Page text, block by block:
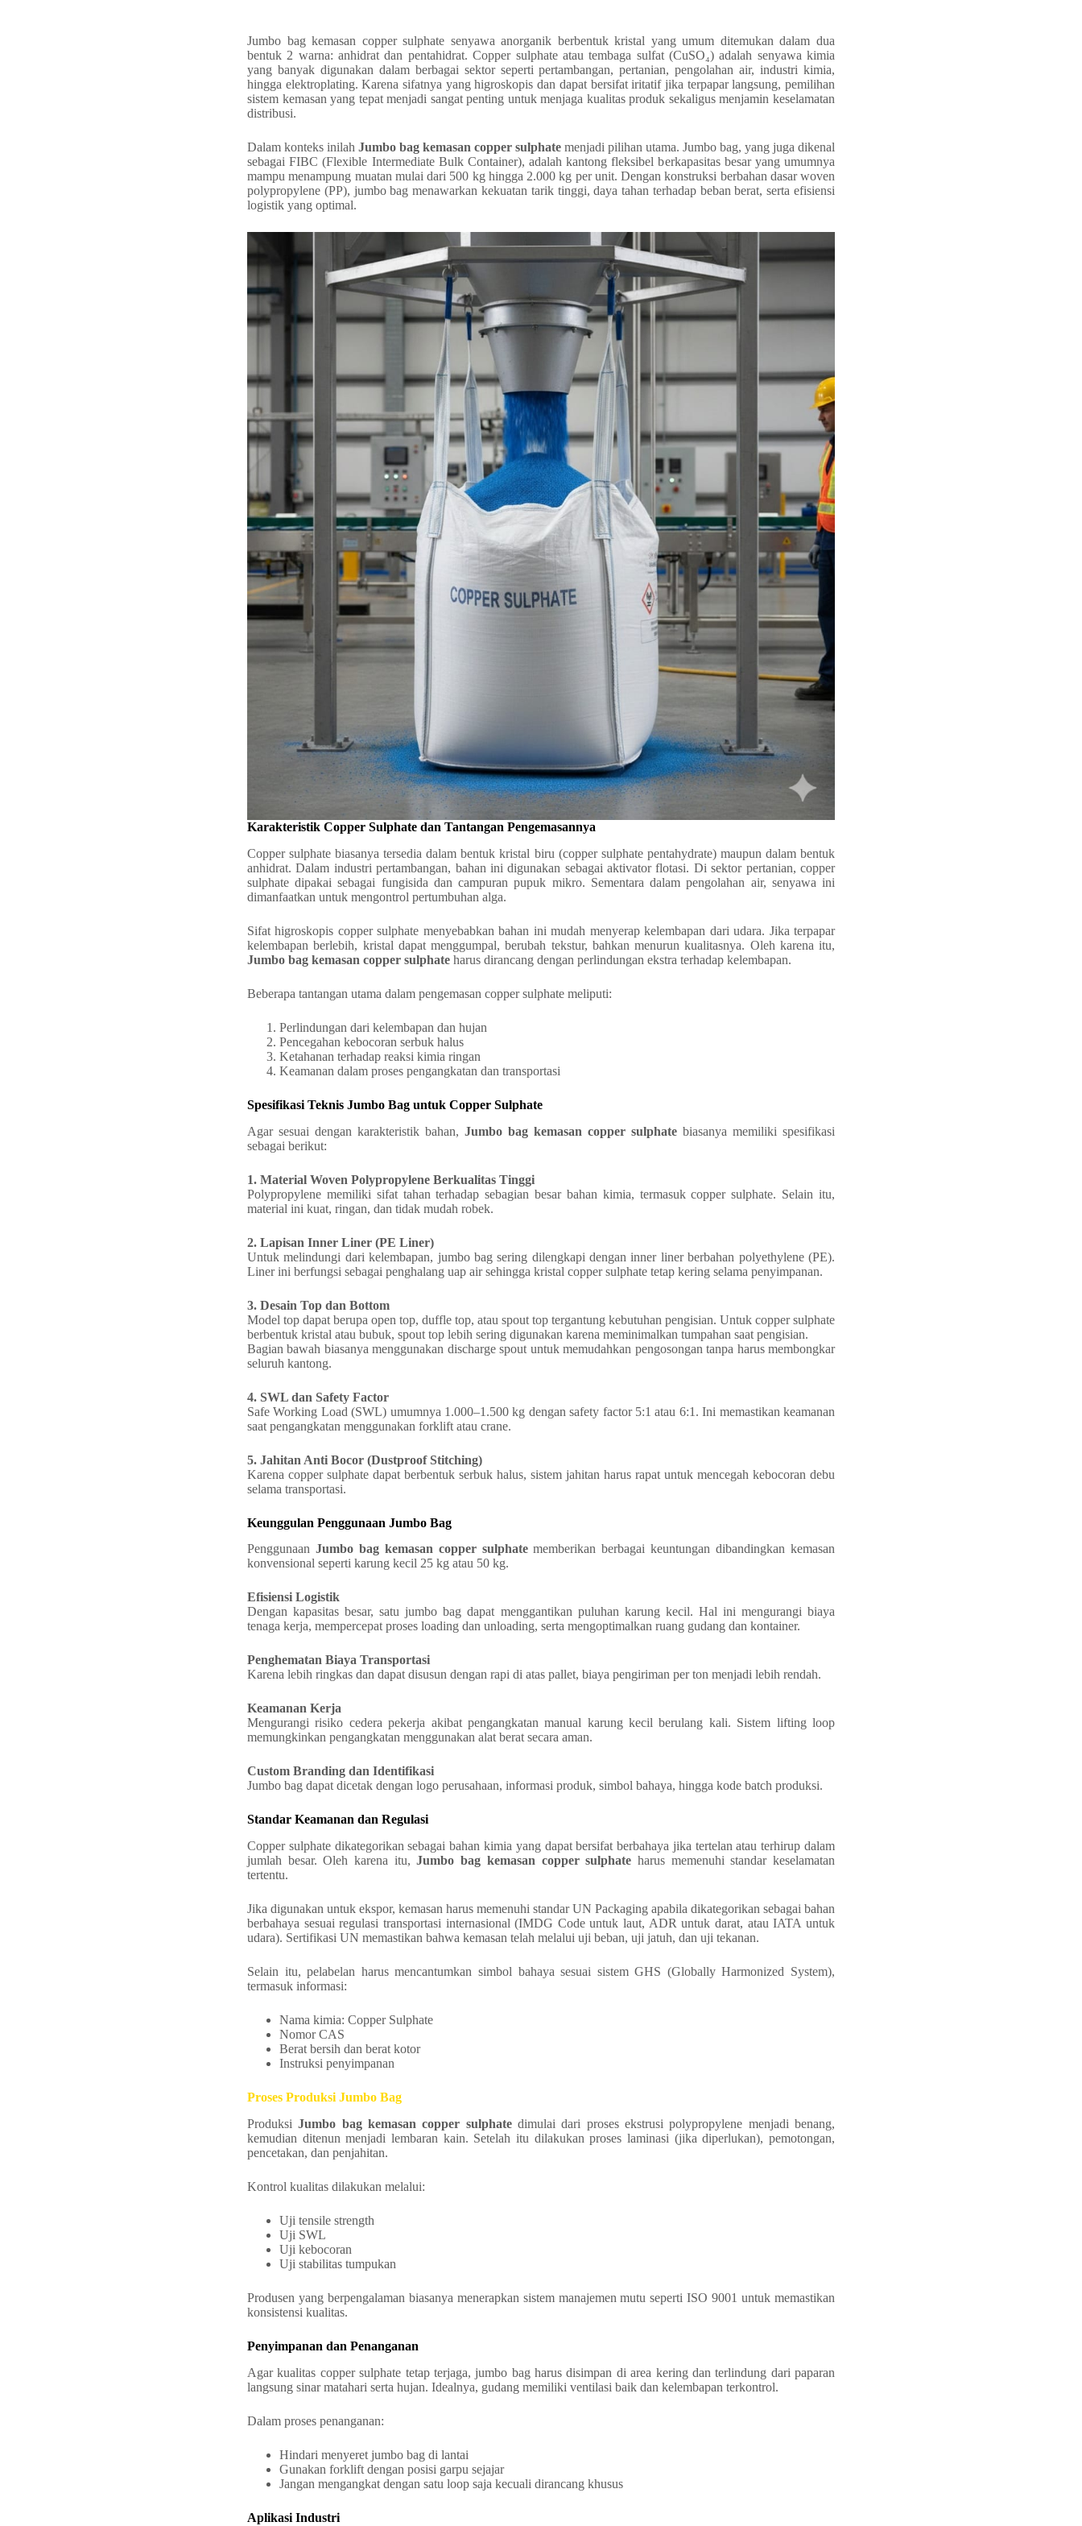
Jumbo bag kemasan copper sulphate senyawa anorganik berbentuk kristal yang umum ditemukan dalam dua
bentuk 2 warna: anhidrat dan pentahidrat. Copper sulphate atau tembaga sulfat (CuSO₄) adalah senyawa kimia
yang banyak digunakan dalam berbagai sektor seperti pertambangan, pertanian, pengolahan air, industri kimia,
hingga elektroplating. Karena sifatnya yang higroskopis dan dapat bersifat iritatif jika terpapar langsung, pemilihan
sistem kemasan yang tepat menjadi sangat penting untuk menjaga kualitas produk sekaligus menjamin keselamatan
distribusi.
Dalam konteks inilah Jumbo bag kemasan copper sulphate menjadi pilihan utama. Jumbo bag, yang juga dikenal
sebagai FIBC (Flexible Intermediate Bulk Container), adalah kantong fleksibel berkapasitas besar yang umumnya
mampu menampung muatan mulai dari 500 kg hingga 2.000 kg per unit. Dengan konstruksi berbahan dasar woven
polypropylene (PP), jumbo bag menawarkan kekuatan tarik tinggi, daya tahan terhadap beban berat, serta efisiensi
logistik yang optimal.
Karakteristik Copper Sulphate dan Tantangan Pengemasannya
Copper sulphate biasanya tersedia dalam bentuk kristal biru (copper sulphate pentahydrate) maupun dalam bentuk
anhidrat. Dalam industri pertambangan, bahan ini digunakan sebagai aktivator flotasi. Di sektor pertanian, copper
sulphate dipakai sebagai fungisida dan campuran pupuk mikro. Sementara dalam pengolahan air, senyawa ini
dimanfaatkan untuk mengontrol pertumbuhan alga.
Sifat higroskopis copper sulphate menyebabkan bahan ini mudah menyerap kelembapan dari udara. Jika terpapar
kelembapan berlebih, kristal dapat menggumpal, berubah tekstur, bahkan menurun kualitasnya. Oleh karena itu,
Jumbo bag kemasan copper sulphate harus dirancang dengan perlindungan ekstra terhadap kelembapan.
Beberapa tantangan utama dalam pengemasan copper sulphate meliputi:
Perlindungan dari kelembapan dan hujan
Pencegahan kebocoran serbuk halus
Ketahanan terhadap reaksi kimia ringan
Keamanan dalam proses pengangkatan dan transportasi
Spesifikasi Teknis Jumbo Bag untuk Copper Sulphate
Agar sesuai dengan karakteristik bahan, Jumbo bag kemasan copper sulphate biasanya memiliki spesifikasi
sebagai berikut:
1. Material Woven Polypropylene Berkualitas Tinggi
Polypropylene memiliki sifat tahan terhadap sebagian besar bahan kimia, termasuk copper sulphate. Selain itu,
material ini kuat, ringan, dan tidak mudah robek.
2. Lapisan Inner Liner (PE Liner)
Untuk melindungi dari kelembapan, jumbo bag sering dilengkapi dengan inner liner berbahan polyethylene (PE).
Liner ini berfungsi sebagai penghalang uap air sehingga kristal copper sulphate tetap kering selama penyimpanan.
3. Desain Top dan Bottom
Model top dapat berupa open top, duffle top, atau spout top tergantung kebutuhan pengisian. Untuk copper sulphate
berbentuk kristal atau bubuk, spout top lebih sering digunakan karena meminimalkan tumpahan saat pengisian.
Bagian bawah biasanya menggunakan discharge spout untuk memudahkan pengosongan tanpa harus membongkar
seluruh kantong.
4. SWL dan Safety Factor
Safe Working Load (SWL) umumnya 1.000–1.500 kg dengan safety factor 5:1 atau 6:1. Ini memastikan keamanan
saat pengangkatan menggunakan forklift atau crane.
5. Jahitan Anti Bocor (Dustproof Stitching)
Karena copper sulphate dapat berbentuk serbuk halus, sistem jahitan harus rapat untuk mencegah kebocoran debu
selama transportasi.
Keunggulan Penggunaan Jumbo Bag
Penggunaan Jumbo bag kemasan copper sulphatememberikan berbagai keuntungan dibandingkan kemasan
konvensional seperti karung kecil 25 kg atau 50 kg.
Efisiensi Logistik
Dengan kapasitas besar, satu jumbo bag dapat menggantikan puluhan karung kecil. Hal ini mengurangi biaya
tenaga kerja, mempercepat proses loading dan unloading, serta mengoptimalkan ruang gudang dan kontainer.
Penghematan Biaya Transportasi
Karena lebih ringkas dan dapat disusun dengan rapi di atas pallet, biaya pengiriman per ton menjadi lebih rendah.
Keamanan Kerja
Mengurangi risiko cedera pekerja akibat pengangkatan manual karung kecil berulang kali. Sistem lifting loop
memungkinkan pengangkatan menggunakan alat berat secara aman.
Custom Branding dan Identifikasi
Jumbo bag dapat dicetak dengan logo perusahaan, informasi produk, simbol bahaya, hingga kode batch produksi.
Standar Keamanan dan Regulasi
Copper sulphate dikategorikan sebagai bahan kimia yang dapat bersifat berbahaya jika tertelan atau terhirup dalam
jumlah besar. Oleh karena itu,Jumbo bag kemasan copper sulphate harus memenuhi standar keselamatan
tertentu.
Jika digunakan untuk ekspor, kemasan harus memenuhi standar UN Packaging apabila dikategorikan sebagai bahan
berbahaya sesuai regulasi transportasi internasional (IMDG Code untuk laut, ADR untuk darat, atau IATA untuk
udara). Sertifikasi UN memastikan bahwa kemasan telah melalui uji beban, uji jatuh, dan uji tekanan.
Selain itu, pelabelan harus mencantumkan simbol bahaya sesuai sistem GHS (Globally Harmonized System),
termasuk informasi:
Nama kimia: Copper Sulphate
Nomor CAS
Berat bersih dan berat kotor
Instruksi penyimpanan
Proses Produksi Jumbo Bag
ProduksiJumbo bag kemasan copper sulphatedimulai dari proses ekstrusi polypropylene menjadi benang,
kemudian ditenun menjadi lembaran kain. Setelah itu dilakukan proses laminasi (jika diperlukan), pemotongan,
pencetakan, dan penjahitan.
Kontrol kualitas dilakukan melalui:
Uji tensile strength
Uji SWL
Uji kebocoran
Uji stabilitas tumpukan
Produsen yang berpengalaman biasanya menerapkan sistem manajemen mutu seperti ISO 9001 untuk memastikan
konsistensi kualitas.
Penyimpanan dan Penanganan
Agar kualitas copper sulphate tetap terjaga, jumbo bag harus disimpan di area kering dan terlindung dari paparan
langsung sinar matahari serta hujan. Idealnya, gudang memiliki ventilasi baik dan kelembapan terkontrol.
Dalam proses penanganan:
Hindari menyeret jumbo bag di lantai
Gunakan forklift dengan posisi garpu sejajar
Jangan mengangkat dengan satu loop saja kecuali dirancang khusus
Aplikasi Industri